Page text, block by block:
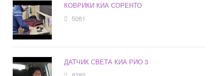
КОВРИКИ КИА СОРЕНТО
5061
ДАТЧИК СВЕТА КИА РИО 3